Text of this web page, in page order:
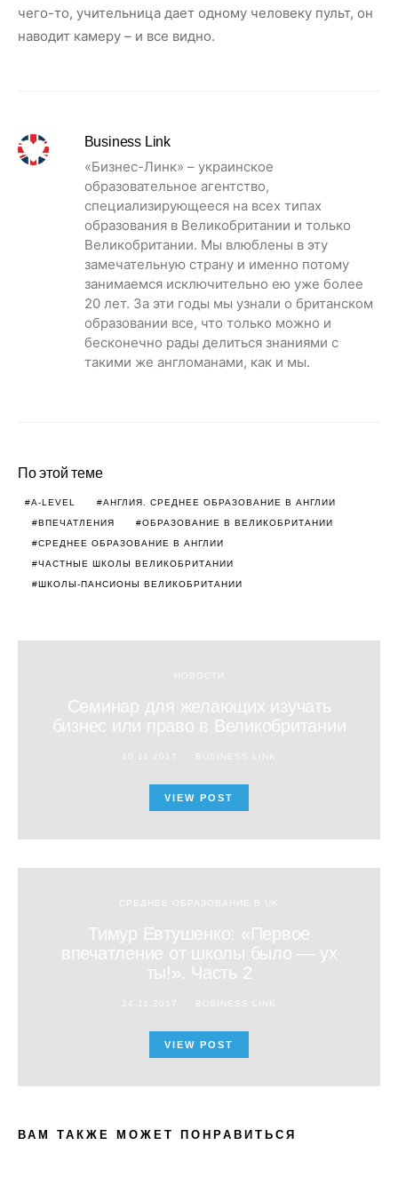
чего-то, учительница дает одному человеку пульт, он
наводит камеру – и все видно.
Business Link
«Бизнес-Линк» – украинское
образовательное агентство,
специализирующееся на всех типах
образования в Великобритании и только
Великобритании. Мы влюблены в эту
замечательную страну и именно потому
занимаемся исключительно ею уже более
20 лет. За эти годы мы узнали о британском
образовании все, что только можно и
бесконечно рады делиться знаниями с
такими же англоманами, как и мы.
По этой теме
A-LEVEL АНГЛИЯ. СРЕДНЕЕ ОБРАЗОВАНИЕ В АНГЛИИ
ВПЕЧАТЛЕНИЯ ОБРАЗОВАНИЕ В ВЕЛИКОБРИТАНИИ
СРЕДНЕЕ ОБРАЗОВАНИЕ В АНГЛИИ
ЧАСТНЫЕ ШКОЛЫ ВЕЛИКОБРИТАНИИ
ШКОЛЫ-ПАНСИОНЫ ВЕЛИКОБРИТАНИИ
НОВОСТИ
Семинар для желающих изучать
бизнес или право в Великобритании
10.11.2017 BUSINESS LINK
VIEW POST
СРЕДНЕЕ ОБРАЗОВАНИЕ В UK
Тимур Евтушенко: «Первое
впечатление от школы было — ух
ты!». Часть 2
24.11.2017 BUSINESS LINK
VIEW POST
ВАМ ТАКЖЕ МОЖЕТ ПОНРАВИТЬСЯ